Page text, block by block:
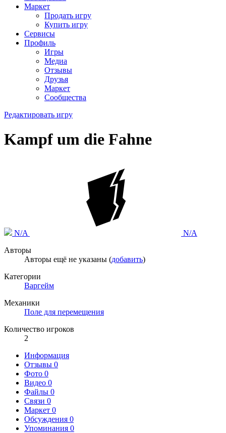
Маркет
Продать игру
Купить игру
Сервисы
Профиль
Игры
Медиа
Отзывы
Друзья
Маркет
Сообщества
Редактировать игру
Kampf um die Fahne
N/A
N/A
Авторы
Авторы ещё не указаны (добавить)
Категории
Варгейм
Механики
Поле для перемещения
Количество игроков
2
Информация
Отзывы 0
Фото 0
Видео 0
Файлы 0
Связи 0
Маркет 0
Обсуждения 0
Упоминания 0